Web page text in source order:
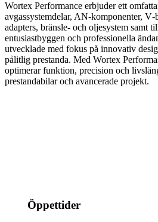
Wortex Performance erbjuder ett
avgassystemdelar, AN-komponenter,
adapters, bränsle- och oljesystem samt
entusiastbyggen och professionella
utvecklade med fokus på innovativ
pålitlig prestanda. Med Wortex
optimerar funktion, precision och
prestandabilar och avancerade projekt.
Öppettider